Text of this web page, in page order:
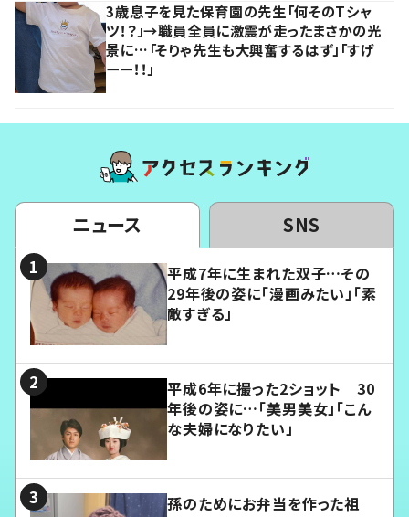
3歳息子を見た保育園の先生「何そのTシャ
ツ！？」→職員全員に激震が走ったまさかの光
景に…「そりゃ先生も大興奮するはず」「すげ
ーー！！」
ニュース SNS
平成7年に生まれた双子…その
29年後の姿に「漫画みたい」「素
敵すぎる」
平成6年に撮った2ショット 30
年後の姿に…「美男美女」「こん
な夫婦になりたい」
孫のためにお弁当を作った祖